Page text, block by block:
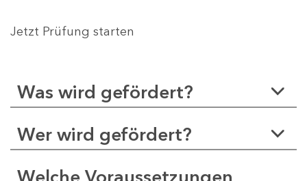
Jetzt Prüfung starten
Was wird gefördert?
Wer wird gefördert?
Welche Voraussetzungen